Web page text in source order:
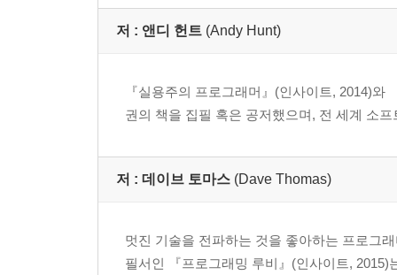
저 : 앤디 헌트 (Andy Hunt)
『실용주의 프로그래머』(인사이트, 2014)
권의 책을 집필 혹은 공저했으며, 전 세계 소
저 : 데이브 토마스 (Dave Thomas)
멋진 기술을 전파하는 것을 좋아하는 프로그
필서인 『프로그래밍 루비』(인사이트,